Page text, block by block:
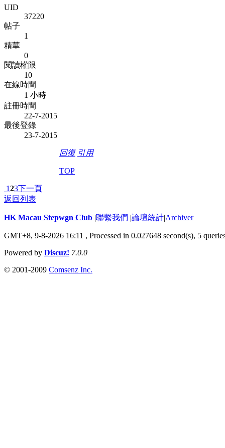
UID
37220
帖子
1
精華
0
閱讀權限
10
在線時間
1 小時
註冊時間
22-7-2015
最後登錄
23-7-2015
回復 引用
TOP
123下一頁
返回列表
HK Macau Stepwgn Club |聯繫我們 |論壇統計|Archiver
GMT+8, 9-8-2026 16:11 , Processed in 0.027648 second(s), 5
Powered by Discuz! 7.0.0
© 2001-2009 Comsenz Inc.